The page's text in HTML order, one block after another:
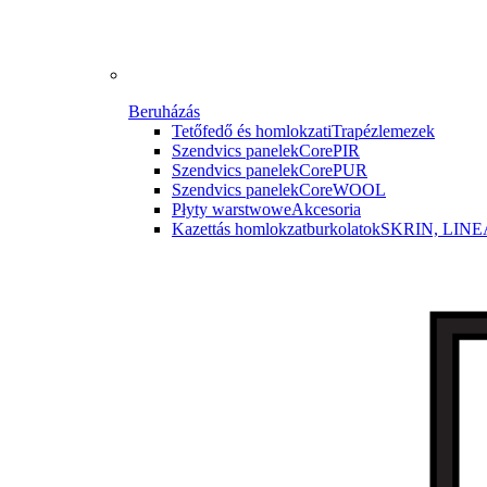
Beruházás
Tetőfedő és homlokzatiTrapézlemezek
Szendvics panelekCorePIR
Szendvics panelekCorePUR
Szendvics panelekCoreWOOL
Płyty warstwoweAkcesoria
Kazettás homlokzatburkolatokSKRIN,